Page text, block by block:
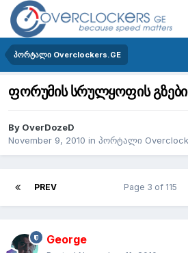
პორტალი Overclockers.GE
ფორუმის სრულყოფის გზები
By OverDozeD
November 9, 2010 in პორტალი
PREV Page 3 of 115
George